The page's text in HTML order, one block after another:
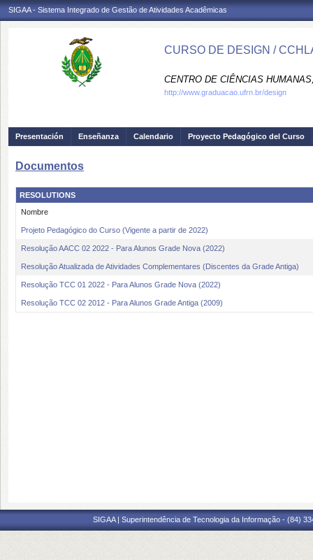
SIGAA - Sistema Integrado de Gestão de Atividades Acadêmicas
CURSO DE DESIGN /
CENTRO DE CIÊNCIAS
http://www.graduacao.ufrn.br/design
Presentación Enseñanza Calendario Proyecto Pedagógico del Curso
Documentos
RESOLUTIONS
Nombre
Projeto Pedagógico do Curso (Vigente a partir de 2022)
Resolução AACC 02 2022 - Para Alunos Grade Nova (2022)
Resolução Atualizada de Atividades Complementares (Discentes da Grade Antiga)
Resolução TCC 01 2022 - Para Alunos Grade Nova (2022)
Resolução TCC 02 2012 - Para Alunos Grade Antiga (2009)
SIGAA | Superintendência de Tecnologia da Informação - (84)